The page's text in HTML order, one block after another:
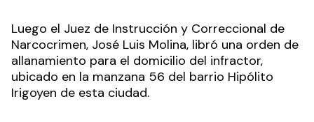
Luego el Juez de Instrucción y Correccional de
Narcocrimen, José Luis Molina, libró una orden de
allanamiento para el domicilio del infractor,
ubicado en la manzana 56 del barrio Hipólito
Irigoyen de esta ciudad.